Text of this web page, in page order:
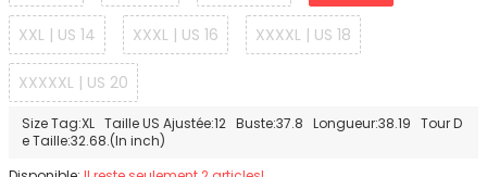
XXL | US 14 XXXL | US 16 XXXXL | US 18
XXXXXL | US 20
Size Tag:XL Taille US Ajustée:12 Buste:37.8 Longueur:38.19 Tour D
e Taille:32.68.(In inch)